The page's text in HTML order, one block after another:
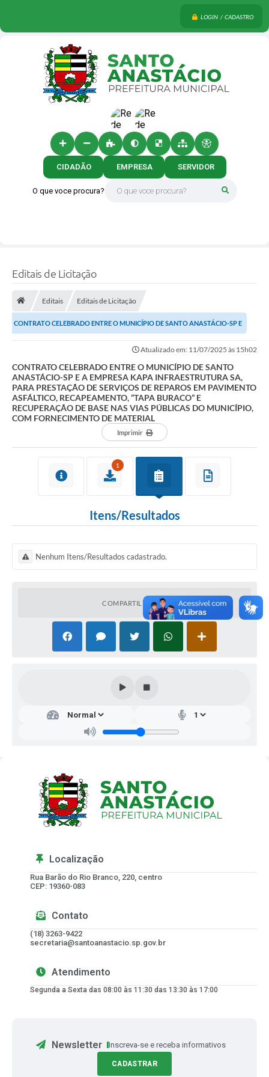
LOGIN / CADASTRO
O que voce procura?
CIDADÃO EMPRESA SERVIDOR
Editais de Licitação
Editais Editais de Licitação
CONTRATO CELEBRADO ENTRE O MUNICÍPIO DE SANTO ANASTÁCIO-SP E
A EMPRESA KAPA INFRAESTRUTURA SA, PARA PRESTAÇÃO...
Atualizado em: 11/07/2025 às 15h02
CONTRATO CELEBRADO ENTRE O MUNICÍPIO DE SANTO
ANASTÁCIO-SP E A EMPRESA KAPA INFRAESTRUTURA SA,
PARA PRESTAÇÃO DE SERVIÇOS DE REPAROS EM PAVIMENTO
ASFÁLTICO, RECAPEAMENTO, “TAPA BURACO” E
RECUPERAÇÃO DE BASE NAS VIAS PÚBLICAS DO MUNICÍPIO,
COM FORNECIMENTO DE MATERIAL
Imprimir
1
Itens/Resultados
Nenhum Itens/Resultados cadastrado.
COMPARTILHAR
Localização
Rua Barão do Rio Branco, 220, centro
CEP: 19360-083
Contato
(18) 3263-9422
secretaria@santoanastacio.sp.gov.br
Atendimento
Segunda a Sexta das 08:00 às 11:30 das 13:30 às 17:00
Newsletter Inscreva-se e receba informativos
CADASTRAR